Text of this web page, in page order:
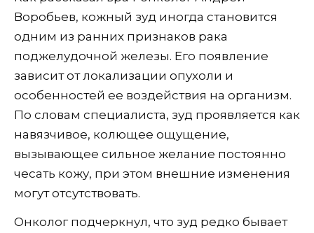
Воробьев, кожный зуд иногда становится
одним из ранних признаков рака
поджелудочной железы. Его появление
зависит от локализации опухоли и
особенностей ее воздействия на организм.
По словам специалиста, зуд проявляется как
навязчивое, колющее ощущение,
вызывающее сильное желание постоянно
чесать кожу, при этом внешние изменения
могут отсутствовать.
Онколог подчеркнул, что зуд редко бывает